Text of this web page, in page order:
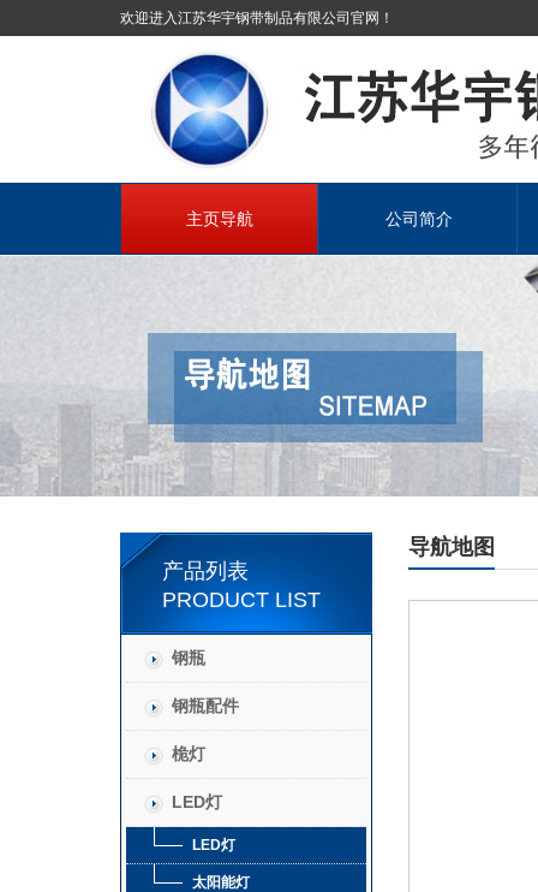
欢迎进入江苏华宇钢带制品有限公司官网！
主页导航 公司简介
产品列表
PRODUCT LIST
钢瓶
钢瓶配件
桅灯
LED灯
LED灯
太阳能灯
导航地图